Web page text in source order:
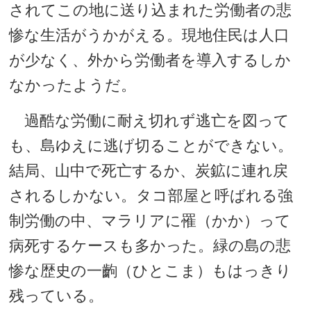
されてこの地に送り込まれた労働者の悲
惨な生活がうかがえる。現地住民は人口
が少なく、外から労働者を導入するしか
なかったようだ。
過酷な労働に耐え切れず逃亡を図って
も、島ゆえに逃げ切ることができない。
結局、山中で死亡するか、炭鉱に連れ戻
されるしかない。タコ部屋と呼ばれる強
制労働の中、マラリアに罹（かか）って
病死するケースも多かった。緑の島の悲
惨な歴史の一齣（ひとこま）もはっきり
残っている。